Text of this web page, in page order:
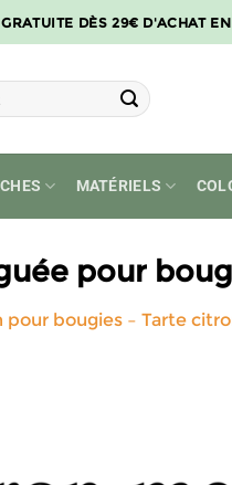
DÈS 29€ D'ACHAT
MATÉRIELS
pour
pour bougies – Tarte